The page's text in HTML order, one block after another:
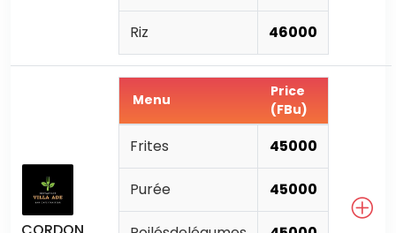
Riz 46000
Menu
Price
(FBu)
Frites 45000
Purée 45000